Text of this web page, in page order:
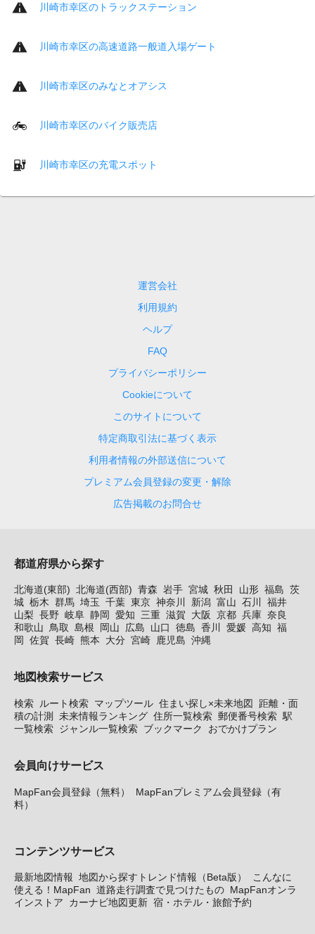
川崎市幸区のトラックステーション
川崎市幸区の高速道路一般道入場ゲート
川崎市幸区のみなとオアシス
川崎市幸区のバイク販売店
川崎市幸区の充電スポット
運営会社
利用規約
ヘルプ
FAQ
プライバシーポリシー
Cookieについて
このサイトについて
特定商取引法に基づく表示
利用者情報の外部送信について
プレミアム会員登録の変更・解除
広告掲載のお問合せ
都道府県から探す
北海道(東部) 北海道(西部) 青森 岩手 宮城 秋田 山形 福島 茨
城 栃木 群馬 埼玉 千葉 東京 神奈川 新潟 富山 石川
福井
山梨 長野 岐阜 静岡 愛知 三重 滋賀 大阪 京都 兵庫 奈良
和歌山
鳥取 島根 岡山 広島 山口 徳島 香川 愛媛 高知 福
岡
佐賀 長崎 熊本 大分 宮崎 鹿児島 沖縄
地図検索サービス
検索 ルート検索 マップツール 住まい探し×未来地図
距離・面
積の計測
未来情報ランキング 住所一覧検索 郵便番号検索 駅
一覧検索 ジャンル一覧検索 ブックマーク おでかけプラン
会員向けサービス
MapFan会員登録（無料）
MapFanプレミアム会員登録（有
料）
コンテンツサービス
最新地図情報 地図から探すトレンド情報（Beta版）
こんなに
使える！MapFan 道路走行調査で見つけたもの MapFanオンラ
インストア
カーナビ地図更新 宿・ホテル・旅館予約